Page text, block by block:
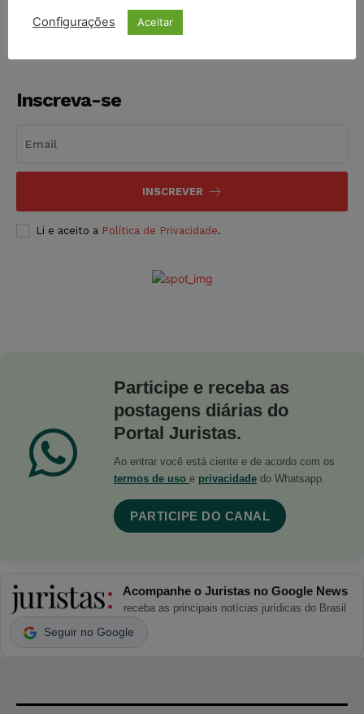
Inscreva-se
INSCREVER
Li e aceito a Política de Privacidade.
Participe e receba as
postagens diárias do
Portal Juristas.
Ao entrar você está ciente e de acordo com os
termos de uso e privacidade do Whatsapp.
PARTICIPE DO CANAL
Acompanhe o Juristas no Google News
receba as principais notícias jurídicas do Brasil
Seguir no Google
Configurações Aceitar